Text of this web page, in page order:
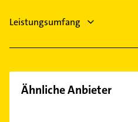
Leistungsumfang
Ähnliche Anbieter